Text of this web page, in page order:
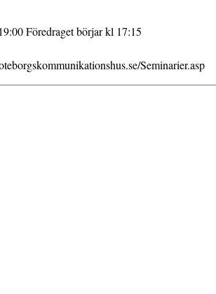
Föredraget börjar kl 17:15
Seminarier.asp